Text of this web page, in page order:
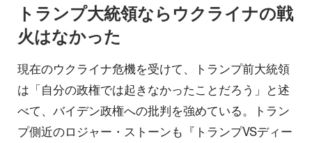
トランプ大統領ならウクライナの戦
火はなかった
現在のウクライナ危機を受けて、トランプ前大統領
は「自分の政権では起きなかったことだろう」と述
べて、バイデン政権への批判を強めている。トラン
プ側近のロジャー・ストーンも『トランプVSディー